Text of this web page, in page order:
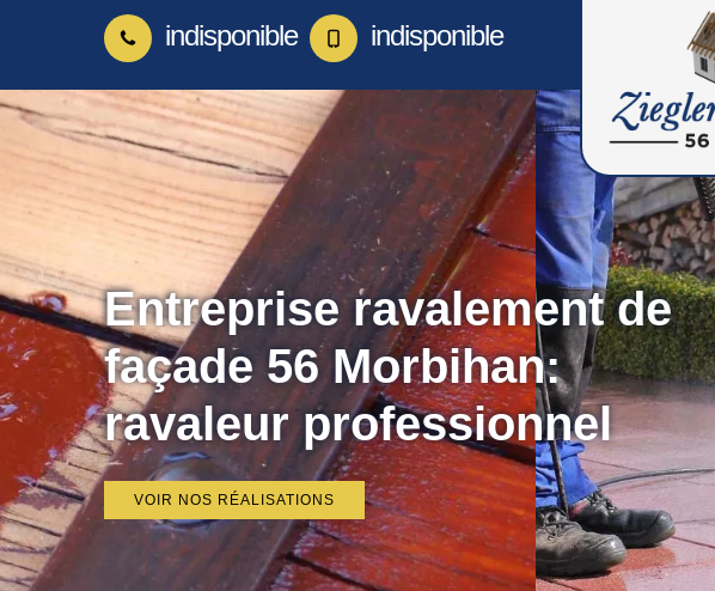
indisponible indisponible
Entreprise ravalement de
façade 56 Morbihan:
ravaleur professionnel
VOIR NOS RÉALISATIONS